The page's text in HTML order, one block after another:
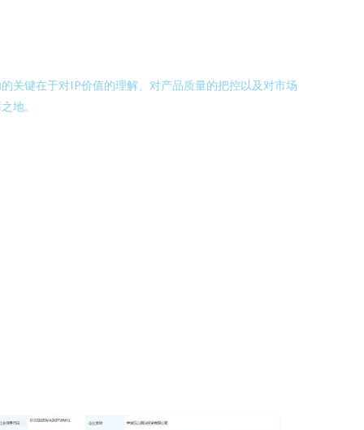
关键在于对IP价值的理解、对产品质量的把控以及对市场
地。